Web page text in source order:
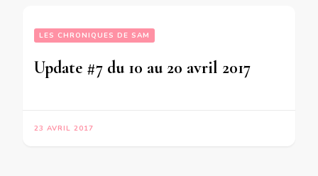
LES CHRONIQUES DE SAM
Update #7 du 10 au 20 avril 2017
23 AVRIL 2017